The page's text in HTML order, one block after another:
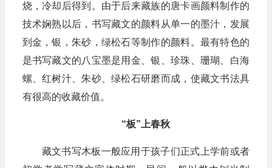
烧，冷却后得到。由于后来藏族的唐卡画颜料制作的
技术娴熟以后，书写藏文的颜料从单一的墨汁，发展
到金，银，朱砂，绿松石等制作的颜料。最有特色的
是书写藏文的八宝墨是用金、银、珍珠、珊瑚、白海
螺、红树汁、朱砂、绿松石研磨而成，使藏文书法具
有很高的收藏价值。
“板”上春秋
藏文书写木板一般应用于孩子们正式上学前或者